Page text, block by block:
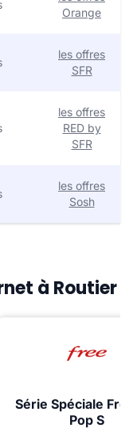
Orange
les offres
SFR
les offres
RED by
SFR
les offres
Sosh
à Routier
Série Spéciale
Pop S